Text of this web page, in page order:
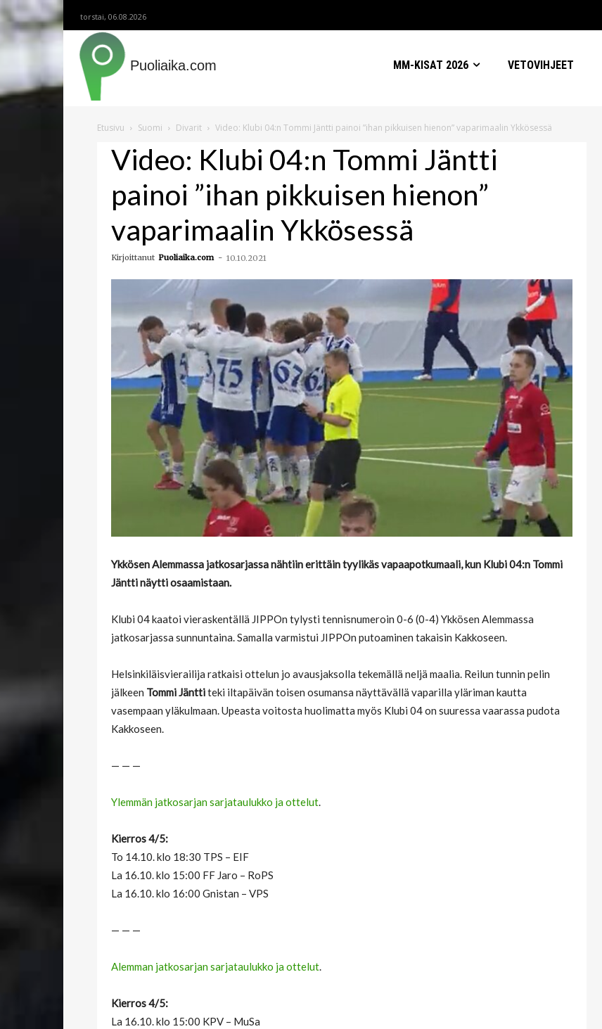
torstai, 06.08.2026
Puoliaika.com MM-KISAT 2026 VETOVIHJEET
Etusivu Suomi Divarit Video: Klubi 04:n Tommi Jäntti painoi ”ihan pikkuisen hienon” vaparimaalin Ykkösessä
Video: Klubi 04:n Tommi Jäntti
painoi ”ihan pikkuisen hienon”
vaparimaalin Ykkösessä
Kirjoittanut Puoliaika.com - 10.10.2021
YkkösenAlemmassa jatkosarjassa nähtiin erittäin tyylikäs vapaapotkumaali, kun Klubi 04:n Tommi
Jäntti näytti osaamistaan.
Klubi 04 kaatoi vieraskentällä JIPPOn tylysti tennisnumeroin 0-6 (0-4) Ykkösen Alemmassa
jatkosarjassa sunnuntaina. Samalla varmistui JIPPOn putoaminen takaisin Kakkoseen.
Helsinkiläisvierailija ratkaisi ottelun jo avausjaksolla tekemällä neljä maalia. Reilun tunnin pelin
jälkeen Tommi Jänttiteki iltapäivän toisen osumansa näyttävällä vaparilla yläriman kautta
vasempaan yläkulmaan. Upeasta voitosta huolimatta myös Klubi 04 on suuressa vaarassa pudota
Kakkoseen.
— — —
Ylemmän jatkosarjan sarjataulukko ja ottelut.
Kierros 4/5:
To 14.10. klo 18:30 TPS – EIF
La 16.10. klo 15:00 FF Jaro – RoPS
La 16.10. klo 16:00 Gnistan – VPS
— — —
Alemman jatkosarjan sarjataulukko ja ottelut.
Kierros 4/5:
La 16.10. klo 15:00 KPV – MuSa